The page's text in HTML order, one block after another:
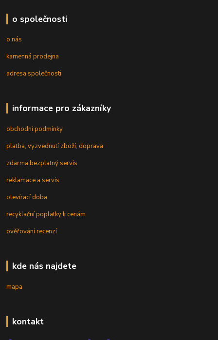
o společnosti
o nás
kamenná prodejna
adresa společnosti
informace pro zákazníky
obchodní podmínky
platba, vyzvednutí zboží, doprava
zdarma bezplatný servis
reklamace a servis
otevírací doba
recyklační poplatky k cenám
ověřování recenzí
kde nás najdete
mapa
kontakt